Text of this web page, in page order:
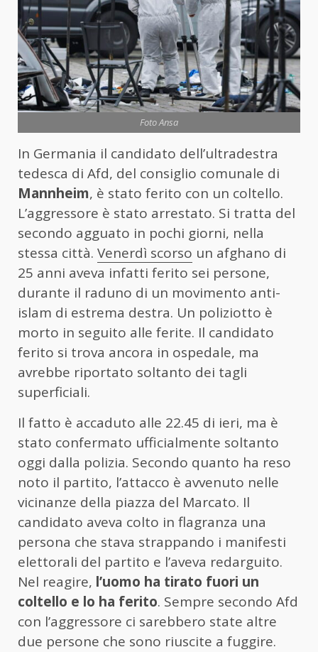
Foto Ansa
In Germania il candidato dell’ultradestra
tedesca di Afd, del consiglio comunale di
Mannheim, è stato ferito con un coltello.
L’aggressore è stato arrestato. Si tratta del
secondo agguato in pochi giorni, nella
stessa città. Venerdì scorso un afghano di
25 anni aveva infatti ferito sei persone,
durante il raduno di un movimento anti-
islam di estrema destra. Un poliziotto è
morto in seguito alle ferite. Il candidato
ferito si trova ancora in ospedale, ma
avrebbe riportato soltanto dei tagli
superficiali.
Il fatto è accaduto alle 22.45 di ieri, ma è
stato confermato ufficialmente soltanto
oggi dalla polizia. Secondo quanto ha reso
noto il partito, l’attacco è avvenuto nelle
vicinanze della piazza del Marcato. Il
candidato aveva colto in flagranza una
persona che stava strappando i manifesti
elettorali del partito e l’aveva redarguito.
Nel reagire, l’uomo ha tirato fuori un
coltello e lo ha ferito. Sempre secondo Afd
con l’aggressore ci sarebbero state altre
due persone che sono riuscite a fuggire.